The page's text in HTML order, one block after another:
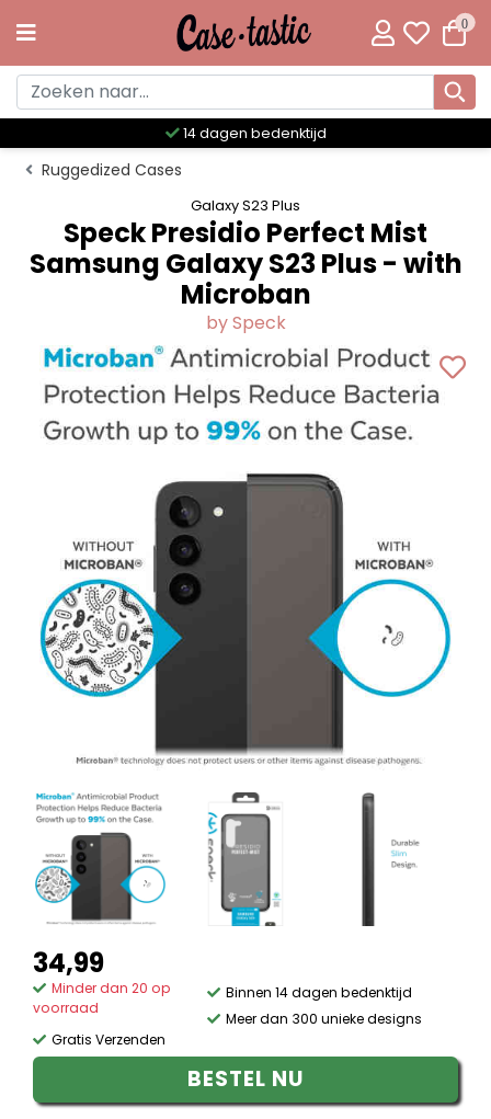
0
Meer dan 300 unieke designs
Ruggedized Cases
Galaxy S23 Plus
Speck Presidio Perfect Mist
Samsung Galaxy S23 Plus - with
Microban
by Speck
34,99
Minder dan 20 op
voorraad
Gratis Verzenden
Binnen 14 dagen bedenktijd
Meer dan 300 unieke designs
BESTEL NU